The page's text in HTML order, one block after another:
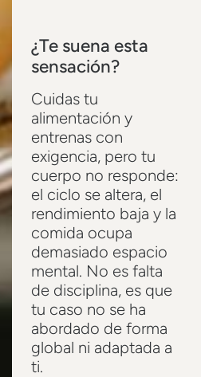
¿Te suena esta
sensación?
Cuidas tu
alimentación y
entrenas con
exigencia, pero tu
cuerpo no responde:
el ciclo se altera, el
rendimiento baja y la
comida ocupa
demasiado espacio
mental. No es falta
de disciplina, es que
tu caso no se ha
abordado de forma
global ni adaptada a
ti.